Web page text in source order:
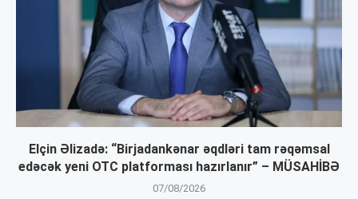
Elçin Əlizadə: “Birjadankənar əqdləri tam rəqəmsal
edəcək yeni OTC platforması hazırlanır” – MÜSAHİBƏ
07/08/2026